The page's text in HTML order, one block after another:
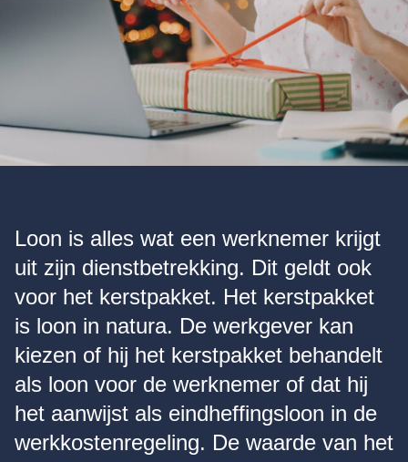
Loon is alles wat een werknemer krijgt
uit zijn dienstbetrekking. Dit geldt ook
voor het kerstpakket. Het kerstpakket
is loon in natura. De werkgever kan
kiezen of hij het kerstpakket behandelt
als loon voor de werknemer of dat hij
het aanwijst als eindheffingsloon in de
werkkostenregeling. De waarde van het